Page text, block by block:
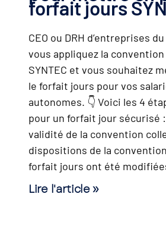
forfait jours
CEO ou DRH d’entreprises
vous appliquez la
SYNTEC et vous souhaitez
le forfait jours pour vos
autonomes. 👇 Voici les 4
pour un forfait jour sécurisé
validité de la convention
dispositions de la
forfait jours ont été
Lire l'article »